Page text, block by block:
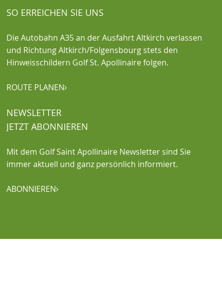
SO ERREICHEN SIE UNS
Die Autobahn A35 an der Ausfahrt Altkirch verlassen
und Richtung Altkirch/Folgensbourg stets den
Hinweisschildern Golf St. Apollinaire folgen.
ROUTE PLANEN
NEWSLETTER
JETZT ABONNIEREN
Mit dem Golf Saint Apollinaire Newsletter sind Sie
immer aktuell und ganz persönlich informiert.
ABONNIEREN